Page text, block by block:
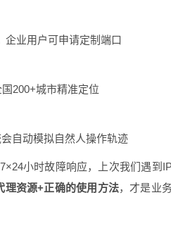
企业用户可申请定制端口
200+城市精准定位
会自动模拟自然人操作轨迹
小时故障响应，上次我们遇到
理资源+正确的使用方法，才是业务